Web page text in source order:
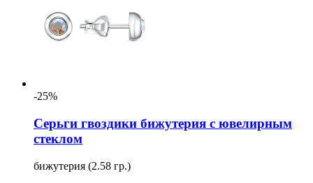
-25%
Серьги гвоздики бижутерия с ювелирным
стеклом
бижутерия (2.58 гр.)